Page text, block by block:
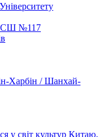
№117
Харбін / Шанхай-
у світ культур Китаю,